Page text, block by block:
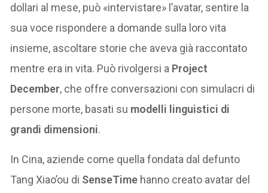
dollari al mese, può «intervistare» l’avatar, sentire la
sua voce rispondere a domande sulla loro vita
insieme, ascoltare storie che aveva già raccontato
mentre era in vita. Può rivolgersi a Project
December, che offre conversazioni con simulacri di
persone morte, basati su modelli linguistici di
grandi dimensioni.
In Cina, aziende come quella fondata dal defunto
Tang Xiao’ou di SenseTime hanno creato avatar del